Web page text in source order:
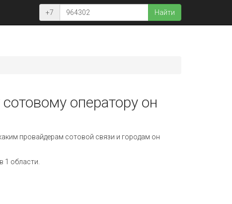
+7 Найти
оператору он
провайдерам сотовой связи и городам он
1 области.